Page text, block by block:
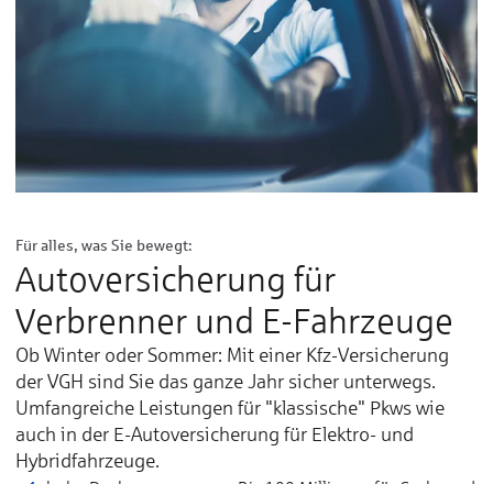
Für alles, was Sie bewegt:
Autoversicherung für
Verbrenner und E-Fahrzeuge
Ob Winter oder Sommer: Mit einer Kfz-Versicherung
der VGH sind Sie das ganze Jahr sicher unterwegs.
Umfangreiche Leistungen für "klassische" Pkws wie
auch in der E-Autoversicherung für Elektro- und
Hybridfahrzeuge.